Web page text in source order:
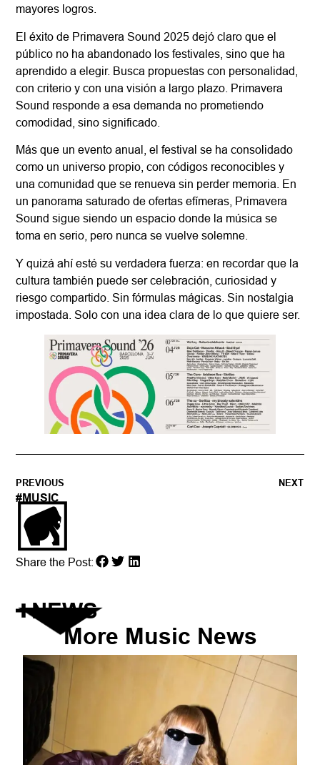
mayores logros.
El éxito de Primavera Sound 2025 dejó claro que el
público no ha abandonado los festivales, sino que ha
aprendido a elegir. Busca propuestas con personalidad,
con criterio y con una visión a largo plazo. Primavera
Sound responde a esa demanda no prometiendo
comodidad, sino significado.
Más que un evento anual, el festival se ha consolidado
como un universo propio, con códigos reconocibles y
una comunidad que se renueva sin perder memoria. En
un panorama saturado de ofertas efímeras, Primavera
Sound sigue siendo un espacio donde la música se
toma en serio, pero nunca se vuelve solemne.
Y quizá ahí esté su verdadera fuerza: en recordar que la
cultura también puede ser celebración, curiosidad y
riesgo compartido. Sin fórmulas mágicas. Sin nostalgia
impostada. Solo con una idea clara de lo que quiere ser.
PREVIOUS NEXT
#MUSIC
Share the Post:
NEWS
More Music News